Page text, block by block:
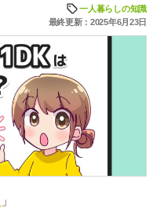
一人暮らしの知識
最終更新：2025年6月23日
」